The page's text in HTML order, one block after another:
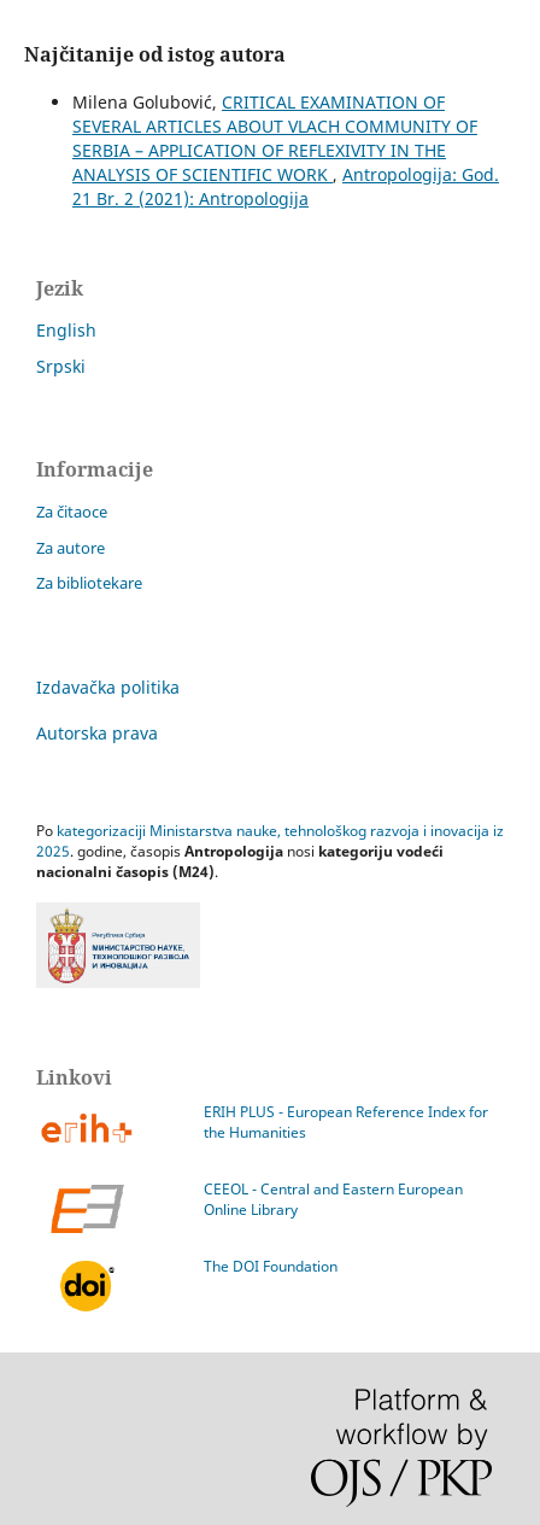
Najčitanije od istog autora
Milena Golubović, CRITICAL EXAMINATION OF
SEVERAL ARTICLES ABOUT VLACH COMMUNITY OF
SERBIA – APPLICATION OF REFLEXIVITY IN THE
ANALYSIS OF SCIENTIFIC WORK , Antropologija: God.
21 Br. 2 (2021): Antropologija
Jezik
English
Srpski
Informacije
Za čitaoce
Za autore
Za bibliotekare
Izdavačka politika
Autorska prava
Po kategorizaciji Ministarstva nauke, tehnološkog razvoja i inovacija iz
2025. godine, časopisAntropologija nosi kategoriju vodeći
nacionalni časopis (M24).
Linkovi
ERIH PLUS - European Reference Index for
the Humanities
CEEOL - Central and Eastern European
Online Library
The DOI Foundation